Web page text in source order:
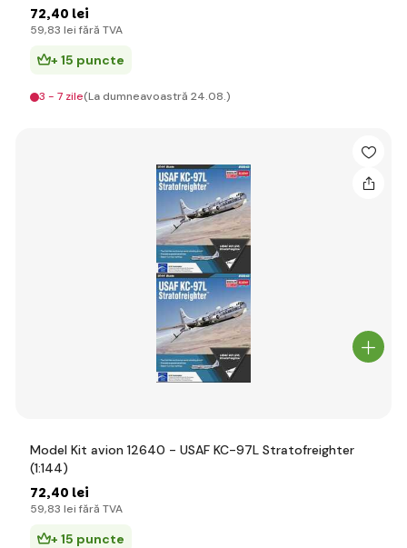
72,40 lei
59,83 lei fără TVA
+ 15 puncte
3 - 7 zile(La dumneavoastră 24.08.)
Model Kit avion 12640 - USAF KC-97L Stratofreighter
(1:144)
72,40 lei
59,83 lei fără TVA
+ 15 puncte